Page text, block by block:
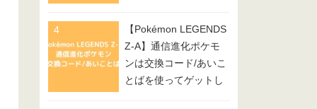
【Pokémon LEGENDS
Z-A】通信進化ポケモ
ンは交換コード/あいこ
とばを使ってゲットし